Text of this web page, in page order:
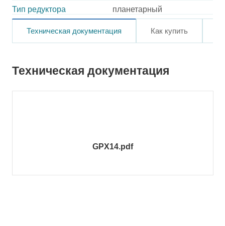
Тип редуктора планетарный
Техническая документация Как купить
Техническая документация
GPX14.pdf